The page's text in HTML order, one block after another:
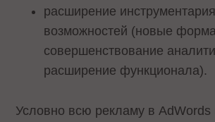
расширение
возможностей (новые
совершенствование
расширение функционала).
Условно всю рекламу в